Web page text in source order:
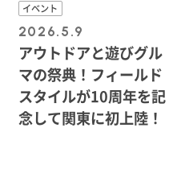
イベント
2026.5.9
アウトドアと遊びグル
マの祭典！フィールド
スタイルが10周年を記
念して関東に初上陸！